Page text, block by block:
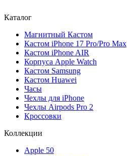
Каталог
Магнитный Кастом
Кастом iPhone 17 Pro/Pro Max
Кастом iPhone AIR
Корпуса Apple Watch
Кастом Samsung
Кастом Huawei
Часы
Чехлы для iPhone
Чехлы Airpods Pro 2
Кроссовки
Коллекции
Apple 50